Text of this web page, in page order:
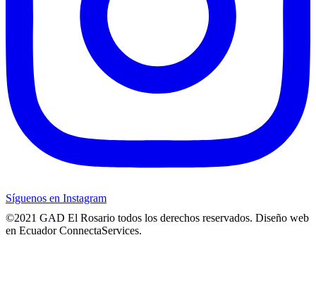
Síguenos en Instagram
©2021 GAD El Rosario todos los derechos reservados. Diseño web
en Ecuador ConnectaServices.